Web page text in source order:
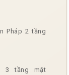
Pháp 2 tầng
3 tầng mặt